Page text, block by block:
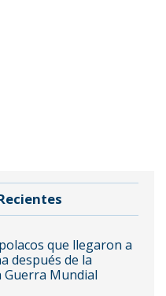
que llegaron a
después de la
Guerra Mundial